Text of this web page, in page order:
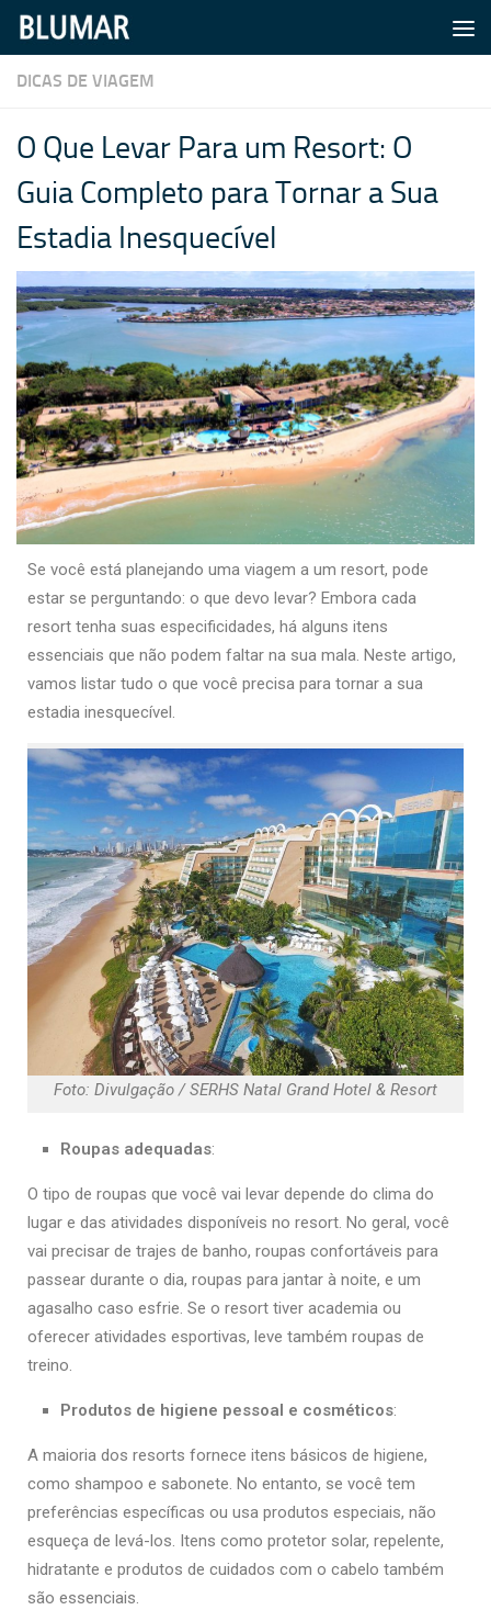
Skip to content
DICAS DE VIAGEM
O Que Levar Para um Resort: O
Guia Completo para Tornar a Sua
Estadia Inesquecível
Se você está planejando uma viagem a um resort, pode
estar se perguntando: o que devo levar? Embora cada
resort tenha suas especificidades, há alguns itens
essenciais que não podem faltar na sua mala. Neste artigo,
vamos listar tudo o que você precisa para tornar a sua
estadia inesquecível.
Foto: Divulgação / SERHS Natal Grand Hotel & Resort
Roupas adequadas:
O tipo de roupas que você vai levar depende do clima do
lugar e das atividades disponíveis no resort. No geral, você
vai precisar de trajes de banho, roupas confortáveis para
passear durante o dia, roupas para jantar à noite, e um
agasalho caso esfrie. Se o resort tiver academia ou
oferecer atividades esportivas, leve também roupas de
treino.
Produtos de higiene pessoal e cosméticos:
A maioria dos resorts fornece itens básicos de higiene,
como shampoo e sabonete. No entanto, se você tem
preferências específicas ou usa produtos especiais, não
esqueça de levá-los. Itens como protetor solar, repelente,
hidratante e produtos de cuidados com o cabelo também
são essenciais.